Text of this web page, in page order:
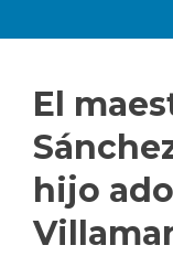
El
hijo